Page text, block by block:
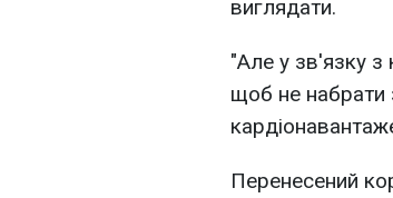
виглядати.
"Але у зв'язку з
щоб не набрати
Перенесений